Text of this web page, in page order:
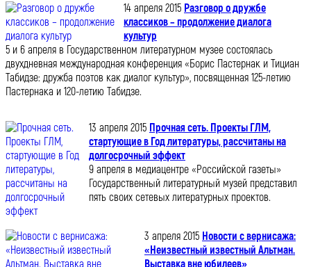
14 апреля 2015 Разговор о дружбе
классиков – продолжение диалога
культур
5 и 6 апреля в Государственном литературном музее состоялась
двухдневная международная конференция «Борис Пастернак и Тициан
Табидзе: дружба поэтов как диалог культур», посвященная 125-летию
Пастернака и 120-летию Табидзе.
13 апреля 2015 Прочная сеть. Проекты ГЛМ,
стартующие в Год литературы, рассчитаны на
долгосрочный эффект
9 апреля в медиацентре «Российской газеты»
Государственный литературный музей представил
пять своих сетевых литературных проектов.
3 апреля 2015 Новости с вернисажа:
«Неизвестный известный Альтман.
Выставка вне юбилеев»